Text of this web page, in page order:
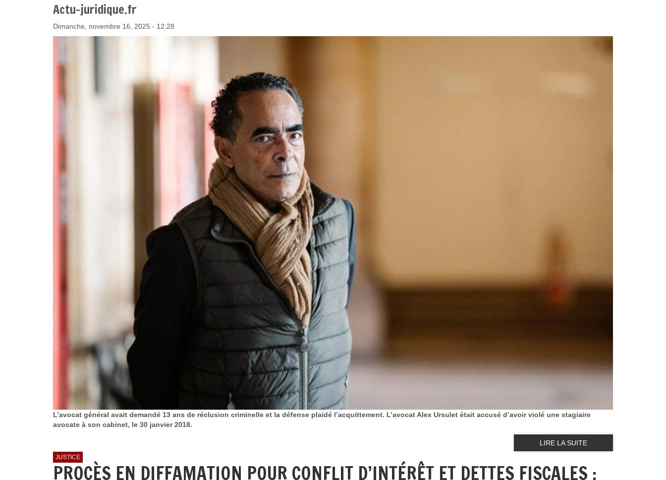
Actu-juridique.fr
Dimanche, novembre 16, 2025 - 12:28
L’avocat général avait demandé 13 ans de réclusion criminelle et la défense plaidé l’acquittement. L’avocat Alex Ursulet était accusé d’avoir violé une stagiaire
avocate à son cabinet, le 30 janvier 2018.
LIRE LA SUITE
JUSTICE
PROCÈS EN DIFFAMATION POUR CONFLIT D’INTÉRÊT ET DETTES FISCALES :